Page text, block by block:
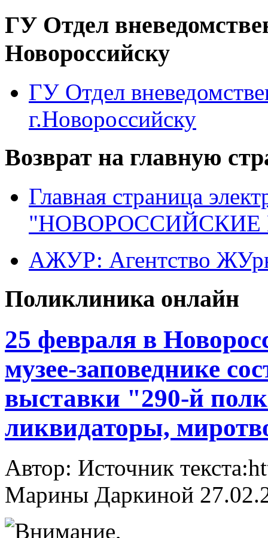
ГУ Отдел
Новороссийску
ГУ Отдел
г.Новороссийску
Возврат на главную
Главная страница
"НОВОРОССИЙСКИЕ
АЖУР: Агентство
Поликлиника онлайн
25 февраля в
музее-заповеднике
выставки "290-й
ликвидаторы,
Автор: Источник
Марины Даркиной